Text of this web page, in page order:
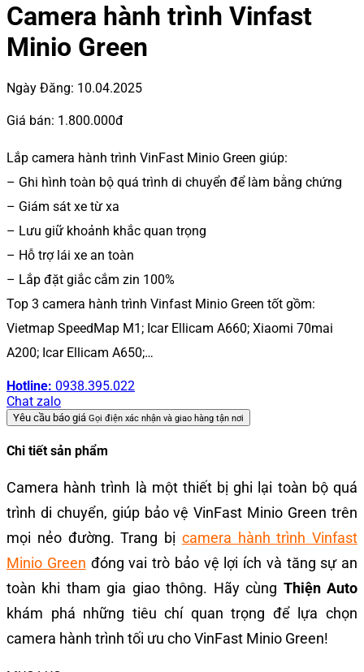
Camera hành trình Vinfast
Minio Green
Ngày Đăng: 10.04.2025
Giá bán: 1.800.000đ
Lắp camera hành trình VinFast Minio Green giúp:
– Ghi hình toàn bộ quá trình di chuyển để làm bằng chứng
– Giám sát xe từ xa
– Lưu giữ khoảnh khắc quan trọng
– Hỗ trợ lái xe an toàn
– Lắp đặt giắc cắm zin 100%
Top 3 camera hành trình Vinfast Minio Green tốt gồm:
Vietmap SpeedMap M1; Icar Ellicam A660; Xiaomi 70mai
A200; Icar Ellicam A650;…
Hotline: 0938.395.022
Chat zalo
Yêu cầu báo giá Gọi điện xác nhận và giao hàng tận nơi
Chi tiết sản phẩm
Camera hành trình là một thiết bị ghi lại toàn bộ quá
trình di chuyển, giúp bảo vệ VinFast Minio Green trên
mọi nẻo đường. Trang bị camera hành trình Vinfast
Minio Green đóng vai trò bảo vệ lợi ích và tăng sự an
toàn khi tham gia giao thông. Hãy cùng Thiện Auto
khám phá những tiêu chí quan trọng để lựa chọn
camera hành trình tối ưu cho VinFast Minio Green!